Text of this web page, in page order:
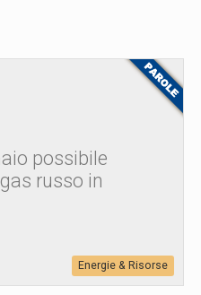
possibile
russo in
Energie & Risorse